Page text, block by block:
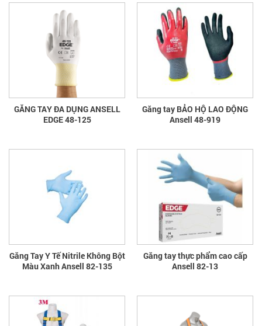
GĂNG TAY ĐA DỤNG ANSELL
EDGE 48-125
Găng tay BẢO HỘ LAO ĐỘNG
Ansell 48-919
Găng Tay Y Tế Nitrile Không Bột
Màu Xanh Ansell 82-135
Găng tay thực phẩm cao cấp
Ansell 82-13